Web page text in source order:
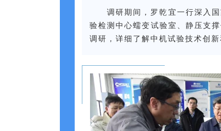
调研期间，罗乾宜一行深入
验检测中心蠕变试验室、静压支
调研，详细了解中机试验技术创新